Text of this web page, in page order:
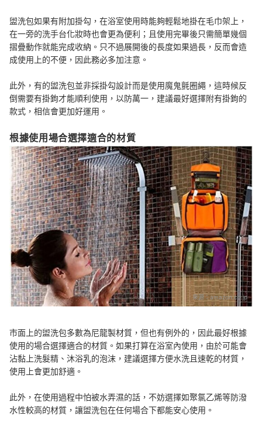
盥洗包如果有附加掛勾，在浴室使用時能夠輕鬆地掛在毛巾架上，
在一旁的洗手台化妝時也會更為便利；且使用完畢後只需簡單幾個
摺疊動作就能完成收納。只不過展開後的長度如果過長，反而會造
成使用上的不便，因此務必多加注意。
此外，有的盥洗包並非採掛勾設計而是使用魔鬼氈圈繩，這時候反
倒需要有掛鉤才能順利使用，以防萬一，建議最好選擇附有掛鉤的
款式，相信會更加好運用。
根據使用場合選擇適合的材質
來源：amazon.co.jp
市面上的盥洗包多數為尼龍製材質，但也有例外的，因此最好根據
使用的場合選擇適合的材質。如果打算在浴室內使用，由於可能會
沾黏上洗髮精、沐浴乳的泡沫，建議選擇方便水洗且速乾的材質，
使用上會更加舒適。
此外，在使用過程中怕被水弄濕的話，不妨選擇如聚氯乙烯等防潑
水性較高的材質，讓盥洗包在任何場合下都能安心使用。